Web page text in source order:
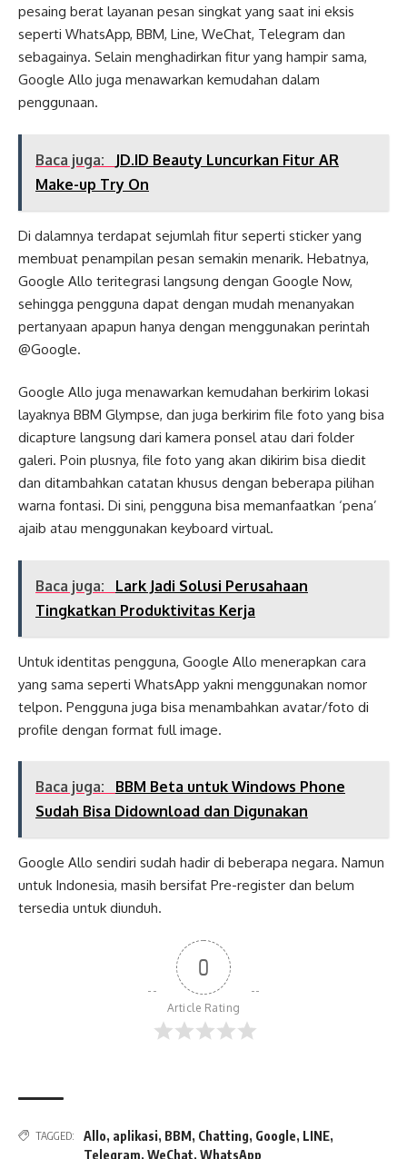
pesaing berat layanan pesan singkat yang saat ini eksis
seperti WhatsApp, BBM, Line, WeChat, Telegram dan
sebagainya. Selain menghadirkan fitur yang hampir sama,
Google Allo juga menawarkan kemudahan dalam
penggunaan.
Baca juga:
JD.ID Beauty Luncurkan Fitur AR
Make-up Try On
Di dalamnya terdapat sejumlah fitur seperti sticker yang
membuat penampilan pesan semakin menarik. Hebatnya,
Google Allo teritegrasi langsung dengan Google Now,
sehingga pengguna dapat dengan mudah menanyakan
pertanyaan apapun hanya dengan menggunakan perintah
@Google.
Google Allo juga menawarkan kemudahan berkirim lokasi
layaknya BBM Glympse, dan juga berkirim file foto yang bisa
dicapture langsung dari kamera ponsel atau dari folder
galeri. Poin plusnya, file foto yang akan dikirim bisa diedit
dan ditambahkan catatan khusus dengan beberapa pilihan
warna fontasi. Di sini, pengguna bisa memanfaatkan ‘pena’
ajaib atau menggunakan keyboard virtual.
Baca juga:
Lark Jadi Solusi Perusahaan
Tingkatkan Produktivitas Kerja
Untuk identitas pengguna, Google Allo menerapkan cara
yang sama seperti WhatsApp yakni menggunakan nomor
telpon. Pengguna juga bisa menambahkan avatar/foto di
profile dengan format full image.
Baca juga:
BBM Beta untuk Windows Phone
Sudah Bisa Didownload dan Digunakan
Google Allo sendiri sudah hadir di beberapa negara. Namun
untuk Indonesia, masih bersifat Pre-register dan belum
tersedia untuk diunduh.
0
Article Rating
TAGGED: Allo, aplikasi, BBM, Chatting, Google, LINE,
Telegram, WeChat, WhatsApp